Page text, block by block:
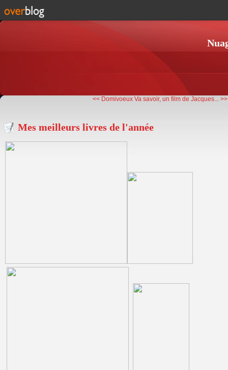
<< Domivoeux Va savoir, un film de Jacques... >>
Mes meilleurs livres de l'année